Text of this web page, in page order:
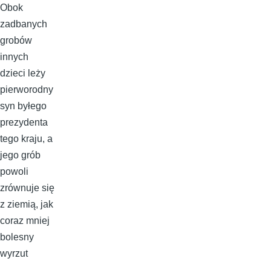
Obok
zadbanych
grobów
innych
dzieci leży
pierworodny
syn byłego
prezydenta
tego kraju, a
jego grób
powoli
zrównuje się
z ziemią, jak
coraz mniej
bolesny
wyrzut